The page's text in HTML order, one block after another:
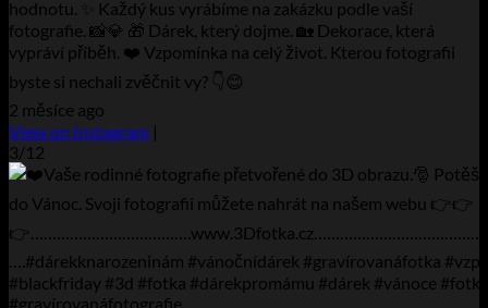
hodnotu. ✨ Každý kus vyrábíme na zakázku podle vaší
fotografie. 📸💎 🎁 Dárek, který dojme. 🏡 Dekorace, která
vypráví příběh. ❤️ Vzpomínka na celý život. Kterou fotografii
byste si nechali zvěčnit vy? 👇😊
2 měsíce ago
View on Instagram |
3/12